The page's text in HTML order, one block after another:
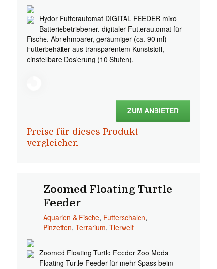
Hydor Futterautomat DIGITAL FEEDER mixo
Batteriebetriebener, digitaler Futterautomat für
Fische. Abnehmbarer, geräumiger (ca. 90 ml)
Futterbehälter aus transparentem Kunststoff,
einstellbare Dosierung (10 Stufen).
ZUM ANBIETER
Preise für dieses Produkt
vergleichen
Zoomed Floating Turtle
Feeder
Aquarien & Fische, Futterschalen,
Pinzetten, Terrarium, Tierwelt
Zoomed Floating Turtle Feeder Zoo Meds
Floating Turtle Feeder für mehr Spass beim